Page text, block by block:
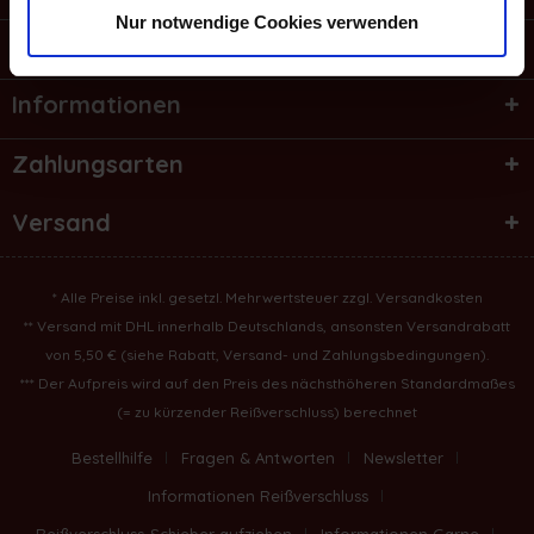
Nur notwendige Cookies verwenden
Informationen
Zahlungsarten
Versand
* Alle Preise inkl. gesetzl. Mehrwertsteuer zzgl. Versandkosten
** Versand mit DHL innerhalb Deutschlands, ansonsten Versandrabatt
von 5,50 € (siehe Rabatt, Versand- und Zahlungsbedingungen).
*** Der Aufpreis wird auf den Preis des nächsthöheren Standardmaßes
(= zu kürzender Reißverschluss) berechnet
Bestellhilfe Fragen & Antworten
Newsletter
Informationen Reißverschluss